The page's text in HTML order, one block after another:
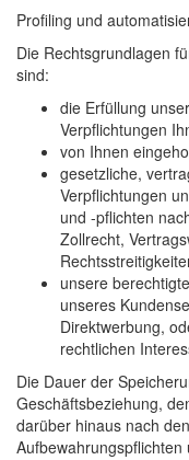
Profiling und
Die Rechtsgrundlagen
sind:
die Erfüllung
Verpflichtungen
von Ihnen
gesetzliche,
Verpflichtungen
und -pflichten
Zollrecht,
unsere
unseres
Direktwerbung,
rechtlichen
Die Dauer der
Geschäftsbeziehung,
darüber hinaus nach